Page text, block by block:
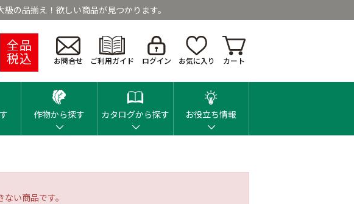
の品揃え！欲しい商品が見つかります。
全品
税込 お問合せ ご利用ガイド ログイン お気に入り カート
作物から探す カタログから探す お役立ち情報
い商品です。